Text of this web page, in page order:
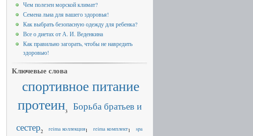
Чем полезен морской климат?
Семена льна для вашего здоровья!
Как выбрать безопасную одежду для ребенка?
Все о диетах от А. И. Веденкина
Как правильно загорать, чтобы не навредить
здоровью!
Ключевые слова
спортивное питание
протеин3
Борьба братьев и
сестер2 reima коллекция1 reima комплект1
spa